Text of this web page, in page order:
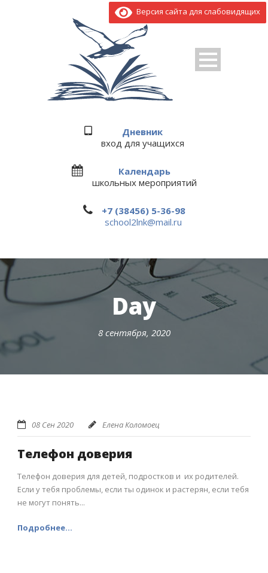
Дневник
вход для учащихся
Календарь
школьных мероприятий
+7 (38456) 5-36-98
school2lnk@mail.ru
Day
8 сентября, 2020
08 Сен 2020 Елена Коломоец
Телефон доверия
Телефон доверия для детей, подростков и их родителей.
Если у тебя проблемы, если ты одинок и растерян, если тебя
не могут понять...
Подробнее...
Версия сайта для слабовидящих